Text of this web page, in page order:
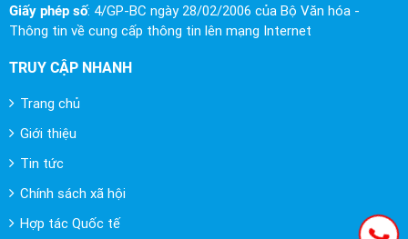
Giấy phép số: 4/GP-BC ngày 28/02/2006 của Bộ Văn hóa -
Thông tin về cung cấp thông tin lên mạng Internet
TRUY CẬP NHANH
Trang chủ
Giới thiệu
Tin tức
Chính sách xã hội
Hợp tác Quốc tế